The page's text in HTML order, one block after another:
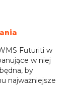
Futuriti w
w niej
by
najważniejsze